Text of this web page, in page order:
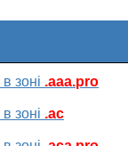
зоні .aaa.pro
зоні .ac